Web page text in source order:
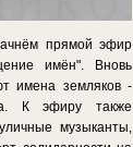
прямой эфир
имён". Вновь
имена земляков -
К эфиру также
музыканты,